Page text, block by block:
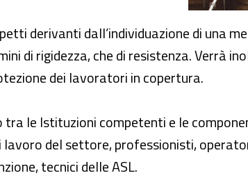
derivanti dall’individuazione di una
di rigidezza, che di resistenza. Verrà
dei lavoratori in copertura.
tra le Istituzioni competenti e le
del settore, professionisti,
tecnici delle ASL.